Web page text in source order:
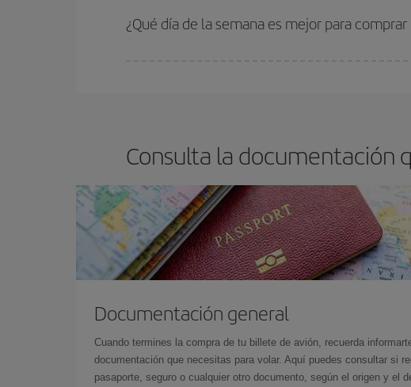
¿Qué día de la semana es mejor para
Consulta la documentación
Documentación general
Cuando termines la compra de tu billete de avión, recuerda
documentación que necesitas para volar. Aquí puedes consultar si
pasaporte, seguro o cualquier otro documento, según el origen y el